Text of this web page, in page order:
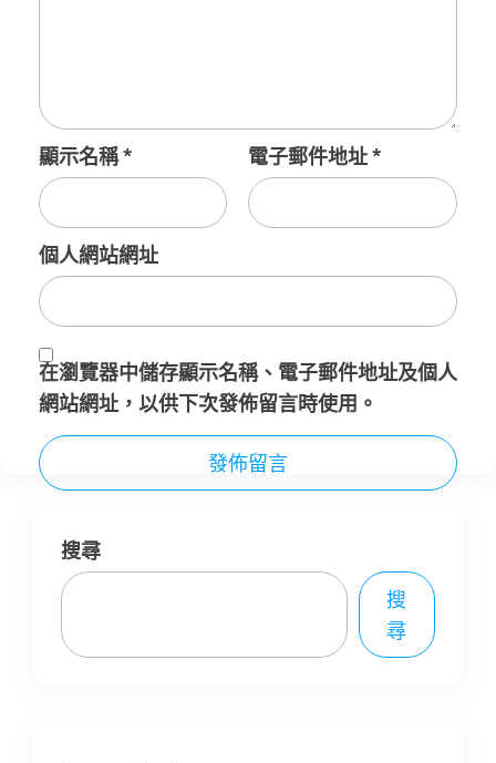
顯示名稱* 電子郵件地址*
個人網站網址
在瀏覽器中儲存顯示名稱、電子郵件地址及個人
網站網址，以供下次發佈留言時使用。
搜尋
搜
尋